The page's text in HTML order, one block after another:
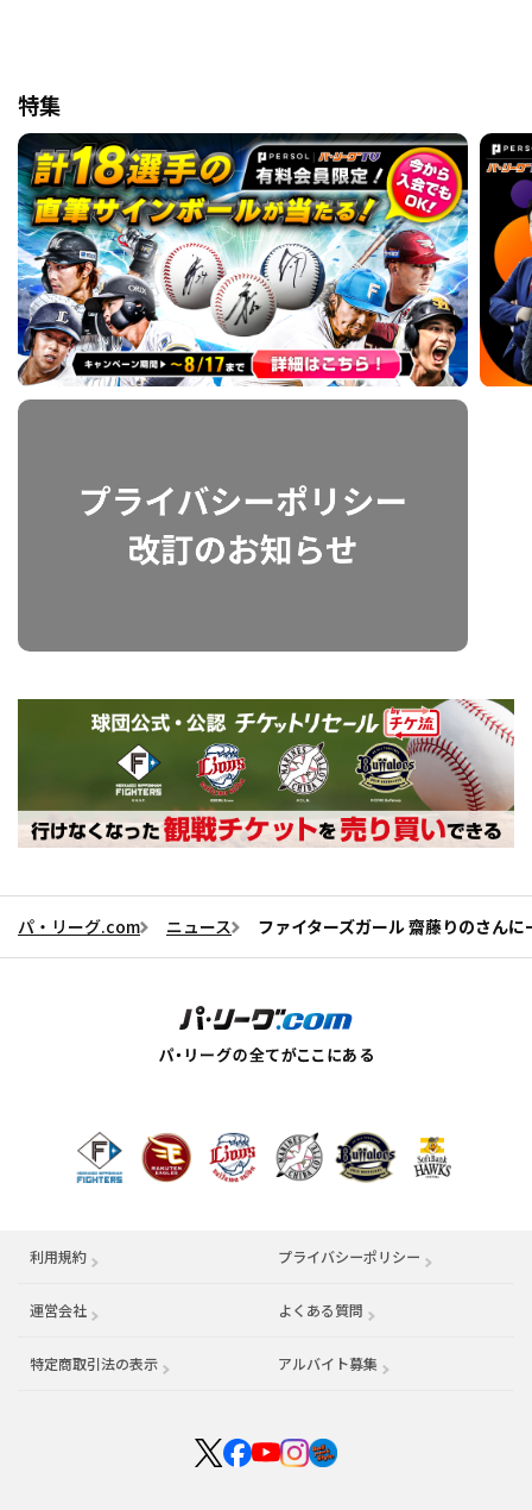
特集
パ・リーグ.com ニュース ファイターズガール 齋藤りのさん
利用規約 プライバシーポリシー
運営会社 （別ウィンドウで開く） よくある質問
特定商取引法の表示 アルバイト募集 （別ウィンドウで開く